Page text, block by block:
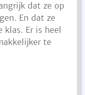
dat ze op
En dat ze
Er is heel
te